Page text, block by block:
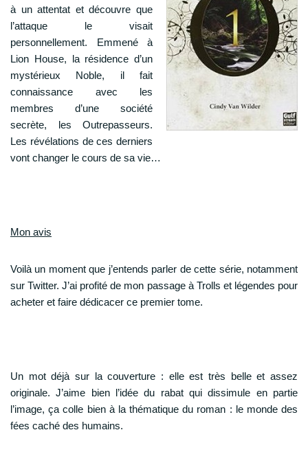
à un attentat et découvre que
l’attaque le visait
personnellement. Emmené à
Lion House, la résidence d’un
mystérieux Noble, il fait
connaissance avec les
membres d’une société
secrète, les Outrepasseurs.
Les révélations de ces derniers
vont changer le cours de sa vie…
Mon avis
Voilà un moment que j’entends parler de cette série, notamment
sur Twitter. J’ai profité de mon passage à Trolls et légendes pour
acheter et faire dédicacer ce premier tome.
Un mot déjà sur la couverture : elle est très belle et assez
originale. J’aime bien l’idée du rabat qui dissimule en partie
l’image, ça colle bien à la thématique du roman : le monde des
fées caché des humains.